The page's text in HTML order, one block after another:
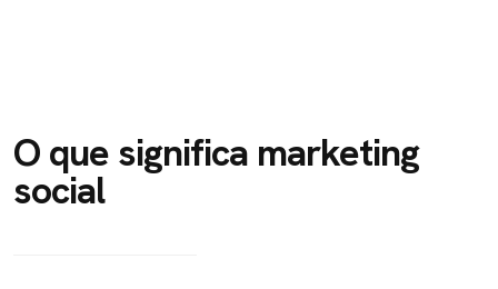
O que significa marketing
social